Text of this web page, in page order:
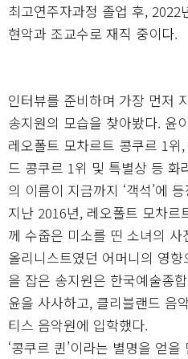
최고연주자과정 졸업 후, 2022
현악과 조교수로 재직 중이다.
인터뷰를 준비하며 가장 먼저
송지원의 모습을 찾아봤다. 윤
레오폴트 모차르트 콩쿠르 1위
드 콩쿠르 1위 및 특별상 등 화
의 이름이 지금까지 ‘객석’에
지난 2016년, 레오폴트 모차
께 수줍은 미소를 띤 소녀의
올리니스트였던 어머니의 영
을 잡은 송지원은 한국예술종
윤을 사사하고, 클리블랜드 음
티스 음악원에 입학했다.
‘콩쿠르 퀸’이라는 별명을 얻